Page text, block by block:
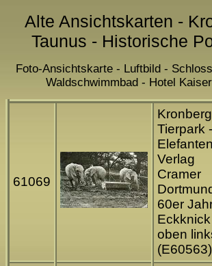
Alte Ansichtskarten -
Taunus - Historische
Foto-Ansichtskarte - Luftbild -
Waldschwimmbad - Hotel
61069
Tierpark -
Verlag
Cramer
60er
Eckknick
oben
(E60563)